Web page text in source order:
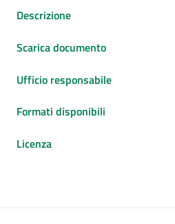
Descrizione
Scarica documento
Ufficio responsabile
Formati disponibili
Licenza